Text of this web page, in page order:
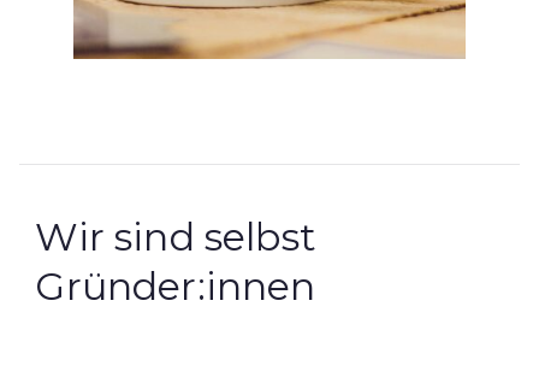
Wir sind selbst
Gründer:innen